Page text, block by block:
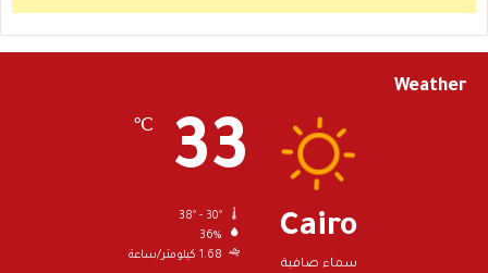
Weather
Cairo
سماء صافية
33
℃
36%
1.68 كيلومتر/ساعة